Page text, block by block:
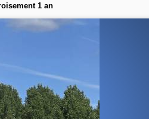
1 an